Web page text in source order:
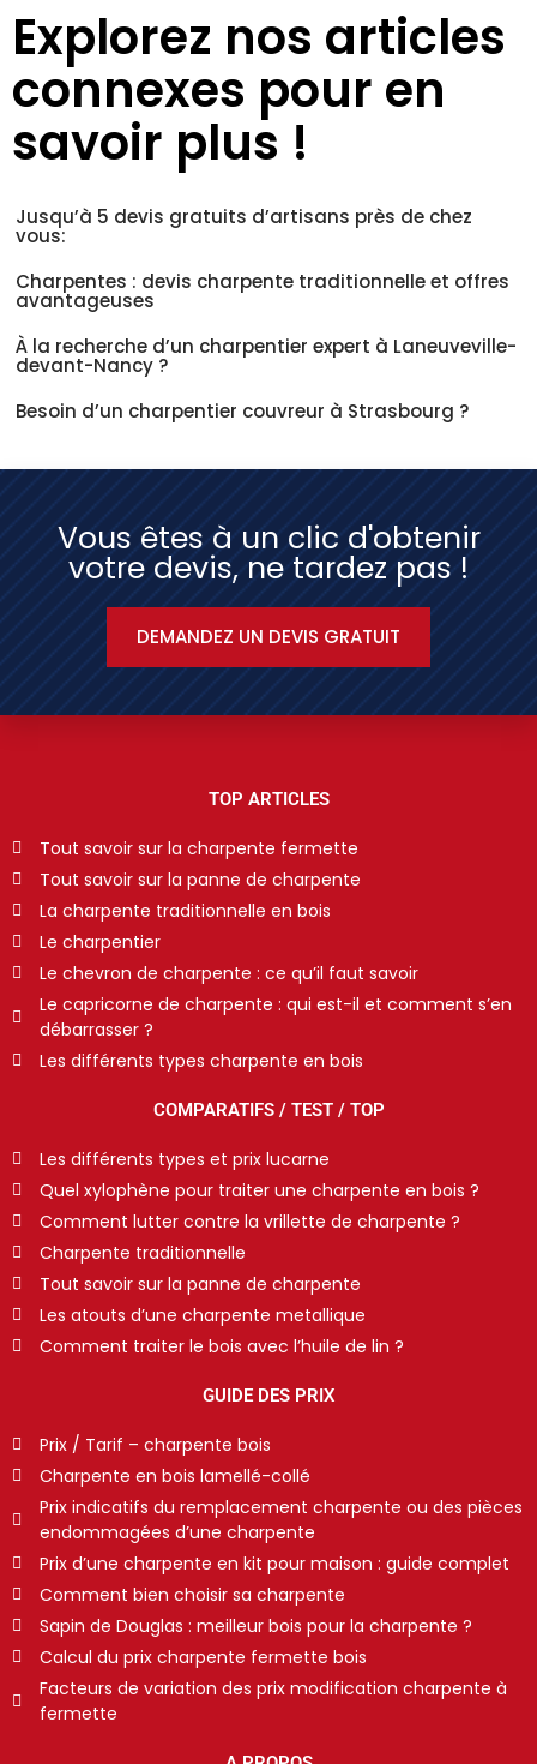
Explorez nos articles
connexes pour en
savoir plus !
Jusqu’à 5 devis gratuits d’artisans près de chez
vous:
Charpentes : devis charpente traditionnelle et offres
avantageuses
À la recherche d’un charpentier expert à Laneuveville-
devant-Nancy ?
Besoin d’un charpentier couvreur à Strasbourg ?
Vous êtes à un clic d'obtenir
votre devis, ne tardez pas !
DEMANDEZ UN DEVIS GRATUIT
TOP ARTICLES
Tout savoir sur la charpente fermette
Tout savoir sur la panne de charpente
La charpente traditionnelle en bois
Le charpentier
Le chevron de charpente : ce qu’il faut savoir
Le capricorne de charpente : qui est-il et comment s’en
débarrasser ?
Les différents types charpente en bois
COMPARATIFS / TEST / TOP
Les différents types et prix lucarne
Quel xylophène pour traiter une charpente en bois ?
Comment lutter contre la vrillette de charpente ?
Charpente traditionnelle
Tout savoir sur la panne de charpente
Les atouts d’une charpente metallique
Comment traiter le bois avec l’huile de lin ?
GUIDE DES PRIX
Prix / Tarif – charpente bois
Charpente en bois lamellé-collé
Prix indicatifs du remplacement charpente ou des pièces
endommagées d’une charpente
Prix d’une charpente en kit pour maison : guide complet
Comment bien choisir sa charpente
Sapin de Douglas : meilleur bois pour la charpente ?
Calcul du prix charpente fermette bois
Facteurs de variation des prix modification charpente à
fermette